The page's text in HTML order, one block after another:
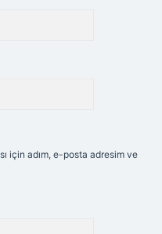
için adım, e-posta adresim ve